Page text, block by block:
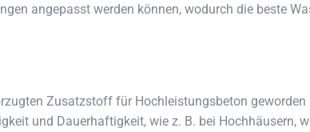
angepasst werden können, wodurch die beste
Zusatzstoff für Hochleistungsbeton geworden
und Dauerhaftigkeit, wie z. B. bei Hochhäusern,